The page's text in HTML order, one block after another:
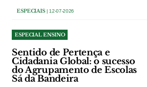
ESPECIAIS| 12-07-2026
ESPECIAL ENSINO
Sentido de Pertença e
Cidadania Global: o sucesso
do Agrupamento de Escolas
Sá da Bandeira